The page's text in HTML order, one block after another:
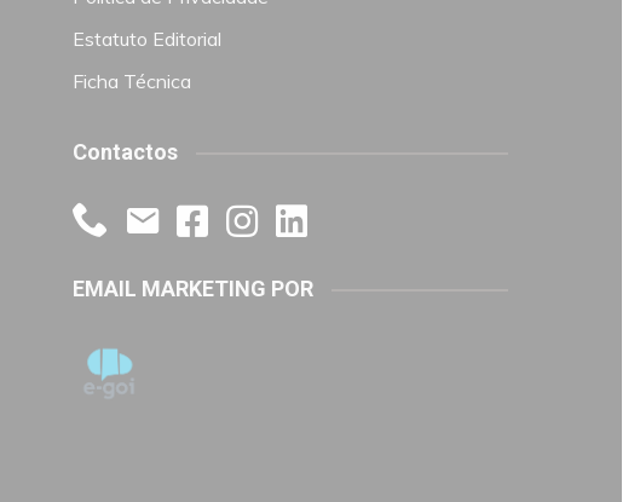
Estatuto Editorial
Ficha Técnica
Contactos
EMAIL MARKETING POR